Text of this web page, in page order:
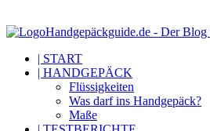
Handgepäckguide.de - Der
| START
| HANDGEPÄCK
Flüssigkeiten
Was darf ins Handgepäck?
Maße